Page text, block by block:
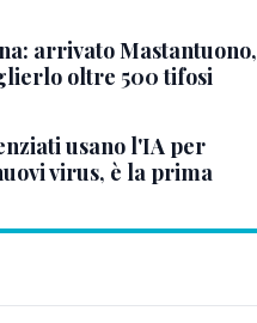
arrivato Mastantuono,
oltre 500 tifosi
usano l'IA per
virus, è la prima